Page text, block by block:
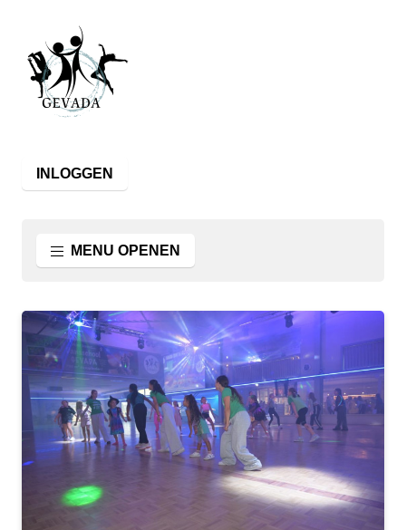
INLOGGEN
MENU OPENEN